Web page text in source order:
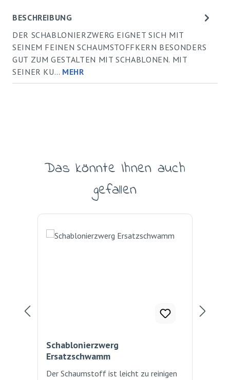
BESCHREIBUNG
DER SCHABLONIERZWERG EIGNET SICH MIT
SEINEM FEINEN SCHAUMSTOFFKERN BESONDERS
GUT ZUM GESTALTEN MIT SCHABLONEN. MIT
SEINER KU… MEHR
Produktgalerie überspringen
Das könnte Ihnen auch
gefallen
Schablonierzwerg
Ersatzschwamm
Der Schaumstoff ist leicht zu reinigen